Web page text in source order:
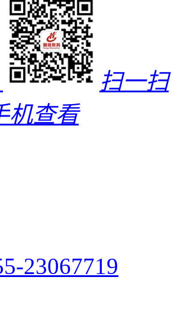
扫一扫
机查看
23067719